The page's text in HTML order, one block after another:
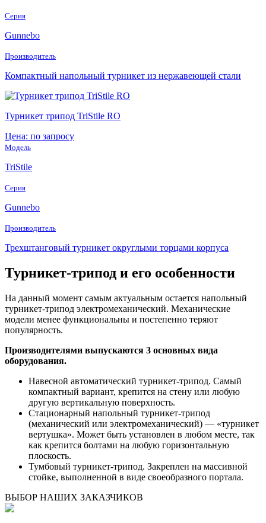
Серия
Gunnebo
Производитель
Компактный напольный турникет из нержавеющей стали
Турникет трипод TriStile RO
Цена: по запросу
Модель
TriStile
Серия
Gunnebo
Производитель
Трехштанговый турникет округлыми торцами корпуса
Турникет-трипод и его особенности
На данный момент самым актуальным остается напольный
турникет-трипод электромеханический. Механические
модели менее функциональны и постепенно теряют
популярность.
Производителями выпускаются 3 основных вида
оборудования.
Навесной автоматический турникет-трипод. Самый
компактный вариант, крепится на стену или любую
другую вертикальную поверхность.
Стационарный напольный турникет-трипод
(механический или электромеханический) — «турникет
вертушка». Может быть установлен в любом месте, так
как крепится болтами на любую горизонтальную
плоскость.
Тумбовый турникет-трипод. Закреплен на массивной
стойке, выполненной в виде своеобразного портала.
ВЫБОР НАШИХ ЗАКАЗЧИКОВ